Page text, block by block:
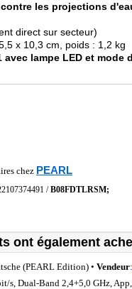
les projections
direct sur secteur)
x 10,3 cm, poids : 1,2 kg
avec lampe LED et mode
chez PEARL
/B08FDTLRSM;
ont également
(PEARL Edition) • Vendeur:
s, Dual-Band 2,4+5,0 GHz, App,